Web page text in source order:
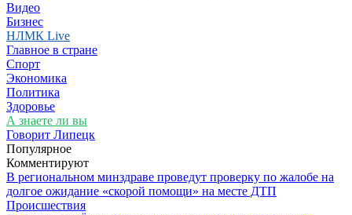
Видео
Бизнес
НЛМК Live
Главное в стране
Спорт
Экономика
Политика
Здоровье
А знаете ли вы
Говорит Липецк
Популярное
Комментируют
В региональном минздраве проведут проверку по жалобе на
долгое ожидание «скорой помощи» на месте ДТП
Происшествия